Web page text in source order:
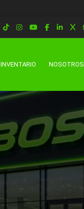
INVENTARIO NOSOTROS